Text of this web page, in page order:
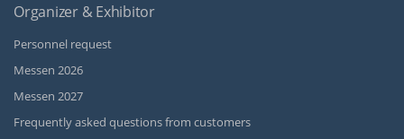
Organizer & Exhibitor
Personnel request
Messen 2026
Messen 2027
Frequently asked questions from customers